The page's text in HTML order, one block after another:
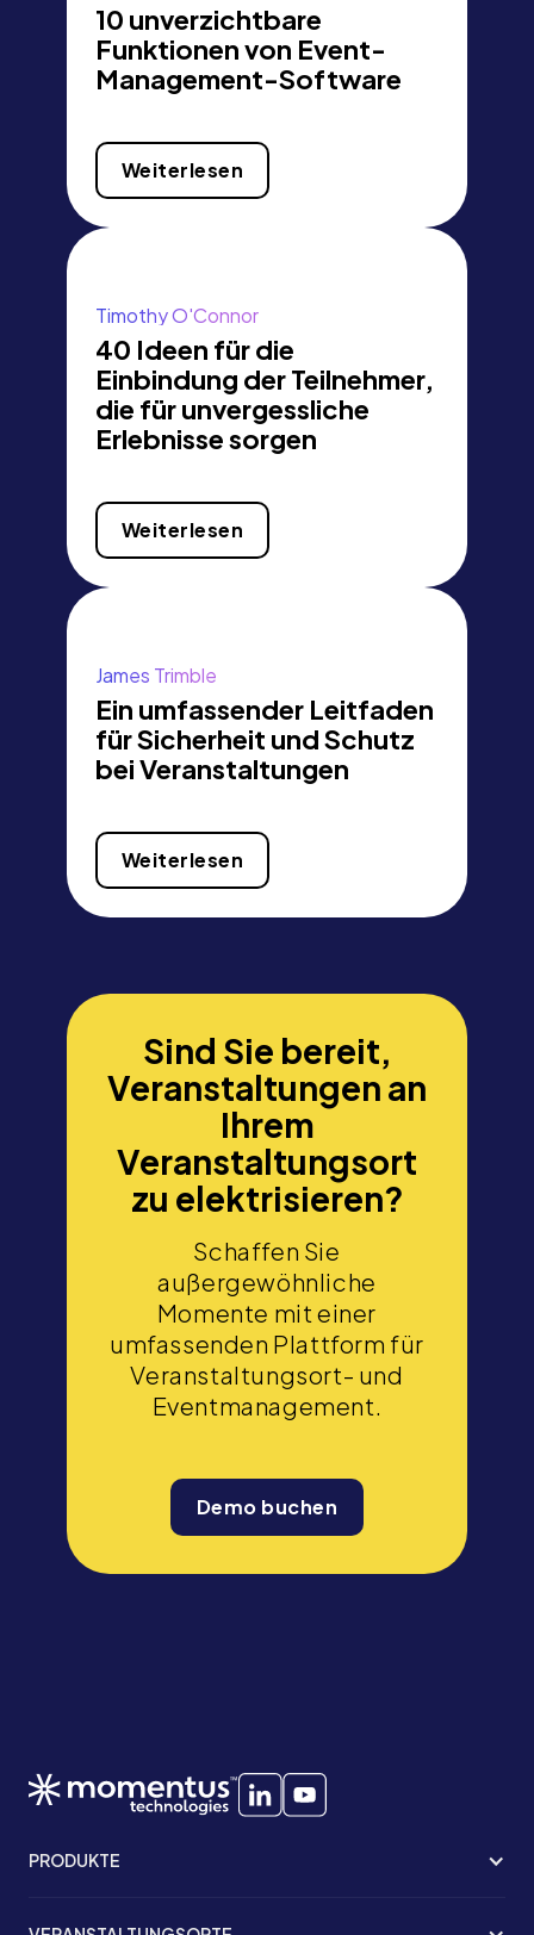
10 unverzichtbare
Funktionen von Event-
Management-Software
Weiterlesen
Timothy O'Connor
40 Ideen für die
Einbindung der Teilnehmer,
die für unvergessliche
Erlebnisse sorgen
Weiterlesen
James Trimble
Ein umfassender Leitfaden
für Sicherheit und Schutz
bei Veranstaltungen
Weiterlesen
Sind Sie bereit,
Veranstaltungen an
Ihrem
Veranstaltungsort
zu elektrisieren?
Schaffen Sie
außergewöhnliche
Momente mit einer
umfassenden Plattform für
Veranstaltungsort- und
Eventmanagement.
Demo buchen
PRODUKTE